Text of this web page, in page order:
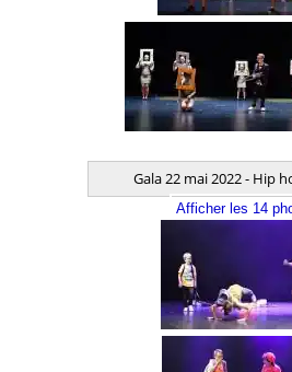
Gala 22 mai 2022 - Hip
Afficher les 14